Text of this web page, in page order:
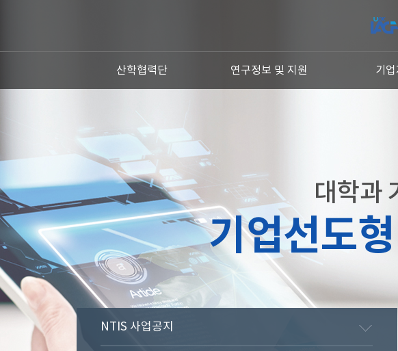
산학협력단 연구정보 및 지원 기업
대학과
기업선도
NTIS 사업공지